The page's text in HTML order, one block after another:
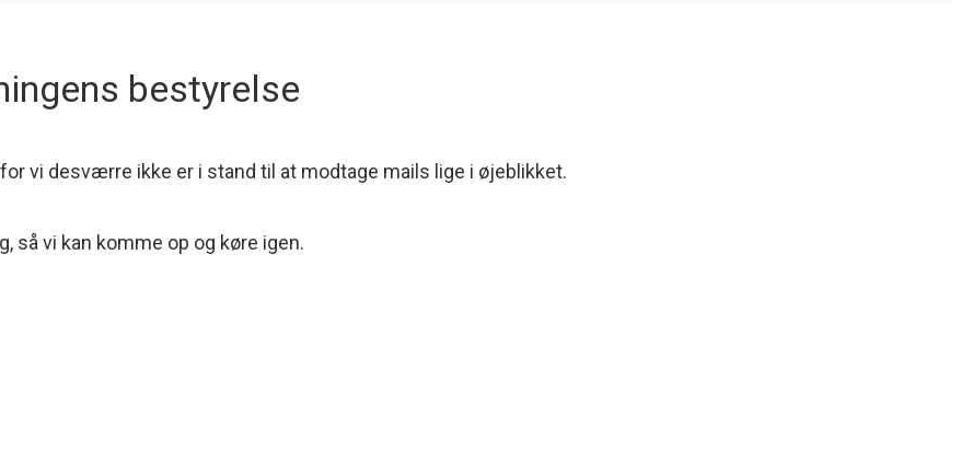
bestyrelse
vi desværre ikke er i stand til at modtage mails lige i øjeblikket.
så vi kan komme op og køre igen.